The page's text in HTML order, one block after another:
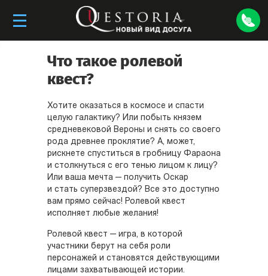
Что такое ролевой
квест?
Хотите оказаться в космосе и спасти
целую галактику? Или побыть князем
средневековой Вероны и снять со своего
рода древнее проклятие? А, может,
рискнете спуститься в гробницу Фараона
и столкнуться с его тенью лицом к лицу?
Или ваша мечта — получить Оскар
и стать суперзвездой? Все это доступно
вам прямо сейчас! Ролевой квест
исполняет любые желания!
Ролевой квест — игра, в которой
участники берут на себя роли
персонажей и становятся действующими
лицами захватывающей истории.